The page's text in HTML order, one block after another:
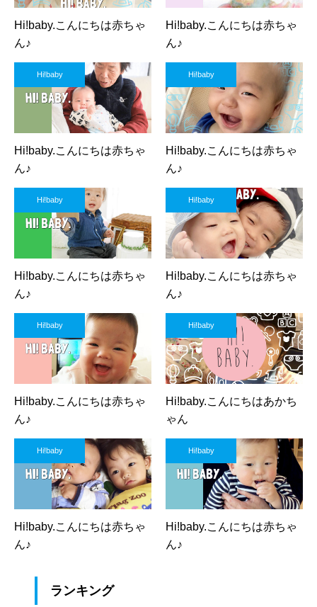
Hi!baby.こんにちは赤ちゃ
ん♪
Hi!baby.こんにちは赤ちゃ
ん♪
Hi!baby
Hi!baby.こんにちは赤ちゃ
ん♪
Hi!baby
Hi!baby.こんにちは赤ちゃ
ん♪
Hi!baby
Hi!baby.こんにちは赤ちゃ
ん♪
Hi!baby
Hi!baby.こんにちは赤ちゃ
ん♪
Hi!baby
Hi!baby.こんにちは赤ちゃ
ん♪
Hi!baby
Hi!baby.こんにちはあかち
ゃん
Hi!baby
Hi!baby.こんにちは赤ちゃ
ん♪
Hi!baby
Hi!baby.こんにちは赤ちゃ
ん♪
ランキング